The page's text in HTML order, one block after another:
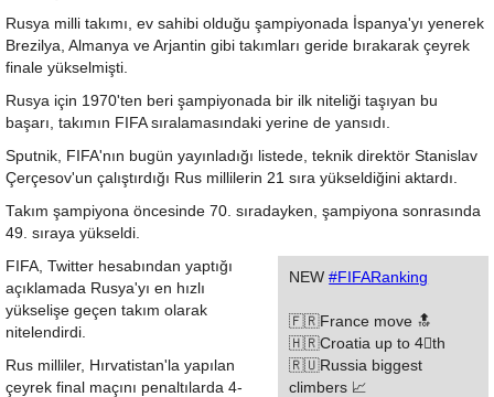
Rusya milli takımı, ev sahibi olduğu şampiyonada İspanya'yı yenerek
Brezilya, Almanya ve Arjantin gibi takımları geride bırakarak çeyrek
finale yükselmişti.
Rusya için 1970'ten beri şampiyonada bir ilk niteliği taşıyan bu
başarı, takımın FIFA sıralamasındaki yerine de yansıdı.
​Sputnik, FIFA'nın bugün yayınladığı listede, teknik direktör Stanislav
Çerçesov'un çalıştırdığı Rus millilerin 21 sıra yükseldiğini aktardı.
Takım şampiyona öncesinde 70. sıradayken, şampiyona sonrasında
49. sıraya yükseldi.
NEW#FIFARanking
🇫🇷France move 🔝
🇭🇷Croatia up to 4⃣th
🇷🇺Russia biggest
climbers 📈
FIFA, Twitter hesabından yaptığı
açıklamada Rusya'yı en hızlı
yükselişe geçen takım olarak
nitelendirdi.
Rus milliler, Hırvatistan'la yapılan
çeyrek final maçını penaltılarda 4-